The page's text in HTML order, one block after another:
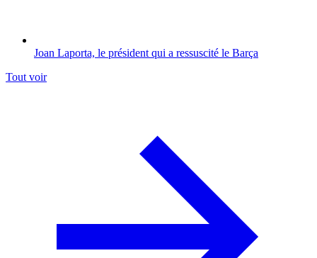
Joan Laporta, le président qui a ressuscité le Barça
Tout voir